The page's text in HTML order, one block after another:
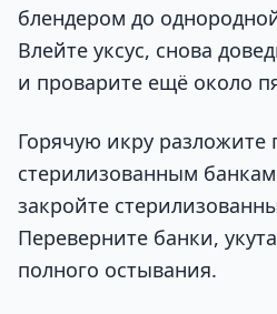
блендером до
Влейте уксус, снова
и проварите ещё около
Горячую икру разложите
стерилизованным
закройте
Переверните банки,
полного остывания.